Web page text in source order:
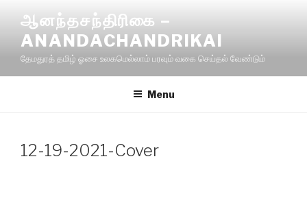
content
ஆனந்தசந்திரிகை –
ANANDACHANDRIKAI
தேமதுரத் தமிழ் ஓசை உலகமெல்லாம் பரவும் வகை செய்தல் வேண்டும்
Menu
12-19-2021-Cover